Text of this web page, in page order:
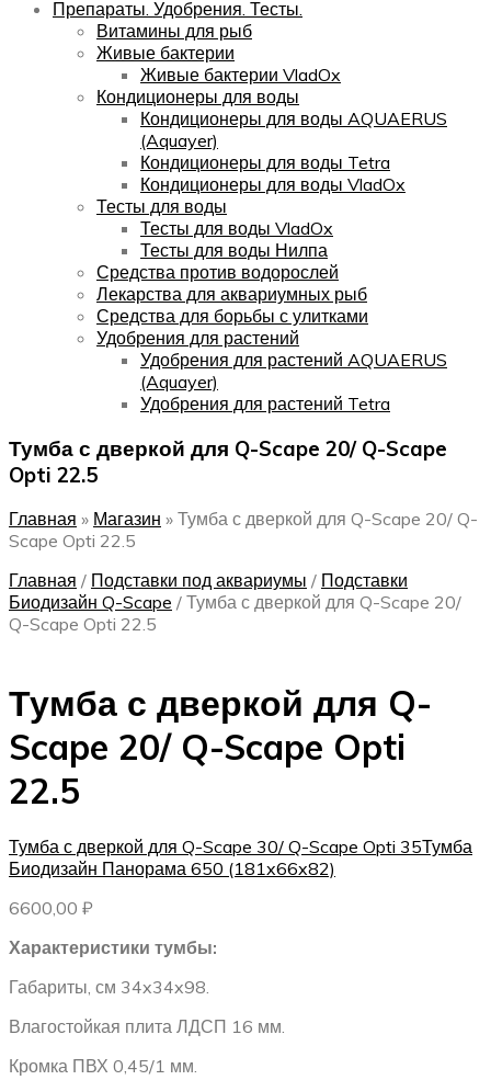
Препараты. Удобрения. Тесты.
Витамины для рыб
Живые бактерии
Живые бактерии VladOx
Кондиционеры для воды
Кондиционеры для воды AQUAERUS
(Aquayer)
Кондиционеры для воды Tetra
Кондиционеры для воды VladOx
Тесты для воды
Тесты для воды VladOx
Тесты для воды Нилпа
Средства против водорослей
Лекарства для аквариумных рыб
Средства для борьбы с улитками
Удобрения для растений
Удобрения для растений AQUAERUS
(Aquayer)
Удобрения для растений Tetra
Тумба с дверкой для Q-Scape 20/ Q-Scape
Opti 22.5
Главная » Магазин » Тумба с дверкой для Q-Scape 20/ Q-
Scape Opti 22.5
Главная / Подставки под аквариумы / Подставки
Биодизайн Q-Scape / Тумба с дверкой для Q-Scape 20/
Q-Scape Opti 22.5
Тумба с дверкой для Q-
Scape 20/ Q-Scape Opti
22.5
Тумба с дверкой для Q-Scape 30/ Q-Scape Opti 35Тумба
Биодизайн Панорама 650 (181x66x82)
6600,00 ₽
Характеристики тумбы:
Габариты, см 34x34x98.
Влагостойкая плита ЛДСП 16 мм.
Кромка ПВХ 0,45/1 мм.